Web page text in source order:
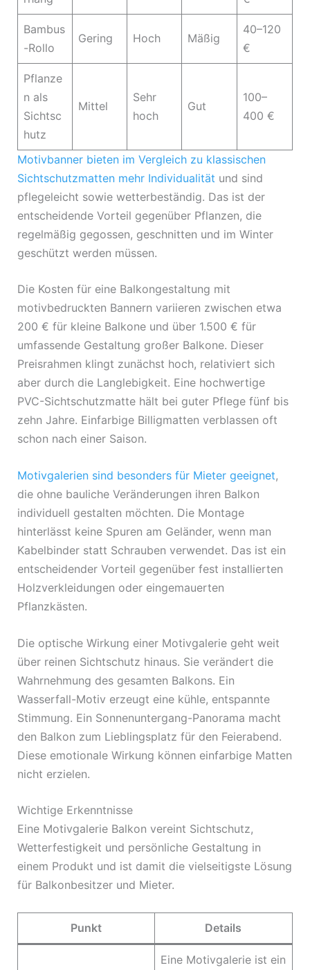
Bambus
-Rollo
Gering Hoch Mäßig
40–120
€
Pflanze
n als
Sichtsc
hutz
Mittel
Sehr
hoch
Gut
100–
400 €
Motivbanner bieten im Vergleich zu klassischen
Sichtschutzmatten mehr Individualität und sind
pflegeleicht sowie wetterbeständig. Das ist der
entscheidende Vorteil gegenüber Pflanzen, die
regelmäßig gegossen, geschnitten und im Winter
geschützt werden müssen.
Die Kosten für eine Balkongestaltung mit
motivbedruckten Bannern variieren zwischen etwa
200 € für kleine Balkone und über 1.500 € für
umfassende Gestaltung großer Balkone. Dieser
Preisrahmen klingt zunächst hoch, relativiert sich
aber durch die Langlebigkeit. Eine hochwertige
PVC-Sichtschutzmatte hält bei guter Pflege fünf bis
zehn Jahre. Einfarbige Billigmatten verblassen oft
schon nach einer Saison.
Motivgalerien sind besonders für Mieter geeignet,
die ohne bauliche Veränderungen ihren Balkon
individuell gestalten möchten. Die Montage
hinterlässt keine Spuren am Geländer, wenn man
Kabelbinder statt Schrauben verwendet. Das ist ein
entscheidender Vorteil gegenüber fest installierten
Holzverkleidungen oder eingemauerten
Pflanzkästen.
Die optische Wirkung einer Motivgalerie geht weit
über reinen Sichtschutz hinaus. Sie verändert die
Wahrnehmung des gesamten Balkons. Ein
Wasserfall-Motiv erzeugt eine kühle, entspannte
Stimmung. Ein Sonnenuntergang-Panorama macht
den Balkon zum Lieblingsplatz für den Feierabend.
Diese emotionale Wirkung können einfarbige Matten
nicht erzielen.
Wichtige Erkenntnisse
Eine Motivgalerie Balkon vereint Sichtschutz,
Wetterfestigkeit und persönliche Gestaltung in
einem Produkt und ist damit die vielseitigste Lösung
für Balkonbesitzer und Mieter.
Punkt Details
Eine Motivgalerie ist ein